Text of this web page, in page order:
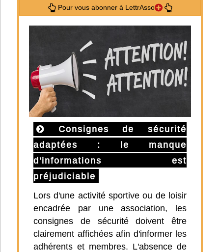
Pour vous abonner à LettrAsso
Consignes de sécurité
adaptées : le manque
d'informations est
préjudiciable
Lors d'une activité sportive ou de loisir
encadrée par une association, les
consignes de sécurité doivent être
clairement affichées afin d'informer les
adhérents et membres. L'absence de